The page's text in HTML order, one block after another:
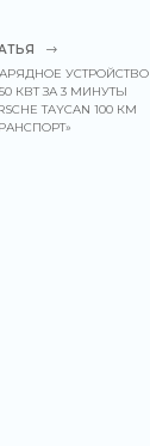
УСТРОЙСТВО
КВТ ЗА 3 МИНУТЫ
TAYCAN 100 КМ